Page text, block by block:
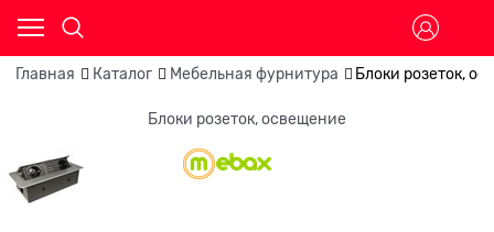
Главная Каталог Мебельная фурнитура Блоки розеток,
Блоки розеток, освещение